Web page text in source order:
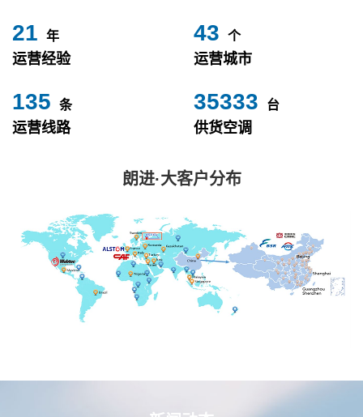
24 年
运营经验
49 个
运营城市
153 条
运营线路
40000 台
供货空调
朗进·大客户分布